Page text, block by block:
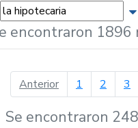
encontraron 1896
Anteriorpágina anterior
1 2 3
Se encontraron